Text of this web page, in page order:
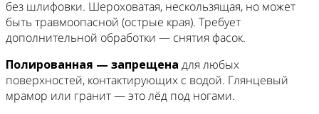
без шлифовки. Шероховатая, нескользящая, но может
быть травмоопасной (острые края). Требует
дополнительной обработки — снятия фасок.
Полированная — запрещена для любых
поверхностей, контактирующих с водой. Глянцевый
мрамор или гранит — это лёд под ногами.